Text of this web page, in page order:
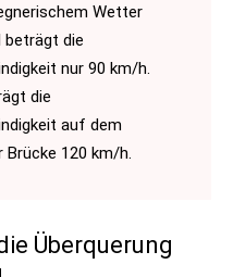
Wetter
beträgt die
nur 90 km/h.
die
auf dem
Brücke 120 km/h.
Überquerung